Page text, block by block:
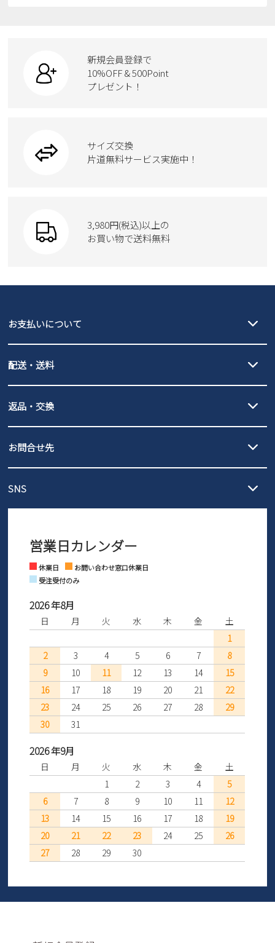
カジュアルシューズ
ワークシューズ
ウェア
moz
ローファー
ブーツ
Parade
GAP
スクール
new balance
瞬足
ボディバッグ
ハンドバッグ
トートバッグ
ケア用品
新規会員登録で
10%OFF & 500Point
プレゼント！
サイズ交換
片道無料サービス実施中！
3,980円(税込)以上の
お買い物で送料無料
お支払いについて
PayPay（オンライン決済）、代金引換のご利用が可能です。
配送・送料
北海道・本州・四国・九州…550円
3,980円（税込）以上お買い上げで送料無料
ご利用ください。
全国一律…220円（税込）
発送日・送料詳細についてはご利用ガイドを
ご利用ください。
返品・交換
の片道無料サービスを実施中！
ントとしても安心してご利用いただけるよう、サイズ交換の受付期
さい。
お問合せ先
営業時間：11時～17時
※土日祝はお問い合わせ窓口休業日となります。
SNS
Facebook Instagram
営業日カレンダー
休業日
お問い合わせ窓口休業日
受注受付のみ
2026 年8月
日 月 火 水 木 金
土
1
2
3 4 5 6 7
8
9
10 11 12 13 14
15
16
17 18 19 20 21
22
23
24 25 26 27 28
29
30
31
2026 年9月
日 月 火 水 木 金
土
1
2 3 4
5
6
7 8 9 10 11
12
13
14 15 16 17 18
19
20
21 22 23 24 25
26
27
28 29 30